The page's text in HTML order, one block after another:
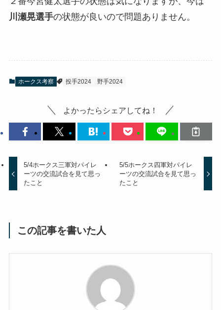
川瀬晃選手の状態が良いので問題ありません。
ホークス考察 投手2024 野手2024
よかったらシェアしてね！
5/4ホークス三軍対パイレ
ーツの交流試合を見て思っ
たこと
5/5ホークス四軍対パイレ
ーツの交流試合を見て思っ
たこと
この記事を書いた人